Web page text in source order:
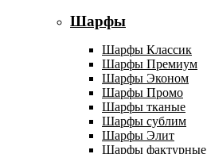
Шарфы
Шарфы Классик
Шарфы Премиум
Шарфы Эконом
Шарфы Промо
Шарфы тканые
Шарфы сублим
Шарфы Элит
Шарфы фактурные